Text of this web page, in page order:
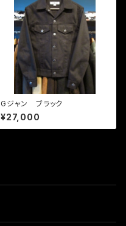
Gジャン ブラック
¥27,000